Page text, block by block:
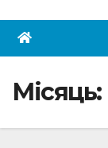
Місяць: